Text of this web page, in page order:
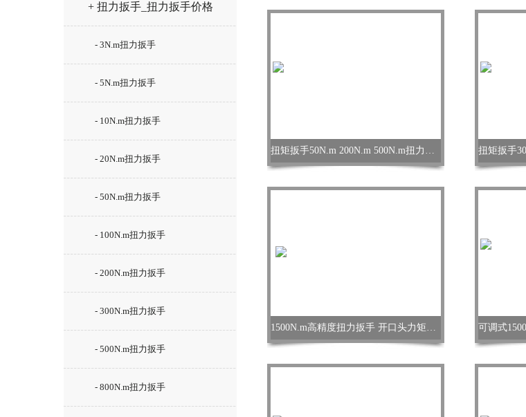
+ 扭力扳手_扭力扳手价格
- 3N.m扭力扳手
- 5N.m扭力扳手
- 10N.m扭力扳手
- 20N.m扭力扳手
- 50N.m扭力扳手
- 100N.m扭力扳手
- 200N.m扭力扳手
- 300N.m扭力扳手
- 500N.m扭力扳手
- 800N.m扭力扳手
扭矩扳手50N.m 200N.m 500N.m扭力扳手 数显力矩扳手
1500N.m高精度扭力扳手 开口头力矩扳手